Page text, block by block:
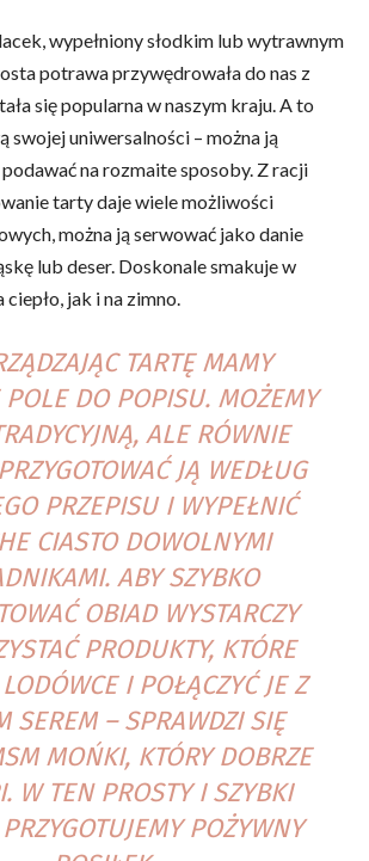
wypełniony słodkim lub wytrawnym
potrawa przywędrowała do nas z
się popularna w naszym kraju. A to
swojej uniwersalności – można ją
na rozmaite sposoby. Z racji
tarty daje wiele możliwości
można ją serwować jako danie
lub deser. Doskonale smakuje w
jak i na zimno.
TARTĘ MAMY
POLE DO POPISU. MOŻEMY
ALE RÓWNIE
JĄ WEDŁUG
PRZEPISU I WYPEŁNIĆ
CIASTO DOWOLNYMI
ABY SZYBKO
OBIAD WYSTARCZY
PRODUKTY, KTÓRE
I POŁĄCZYĆ JE Z
SEREM – SPRAWDZI SIĘ
MOŃKI, KTÓRY DOBRZE
W TEN PROSTY I SZYBKI
POŻYWNY